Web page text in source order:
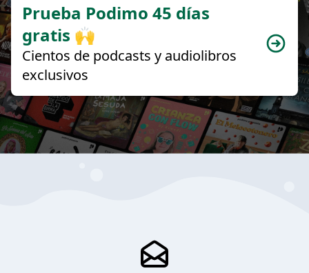
Prueba Podimo 45 días
gratis 🙌
Cientos de podcasts y audiolibros
exclusivos